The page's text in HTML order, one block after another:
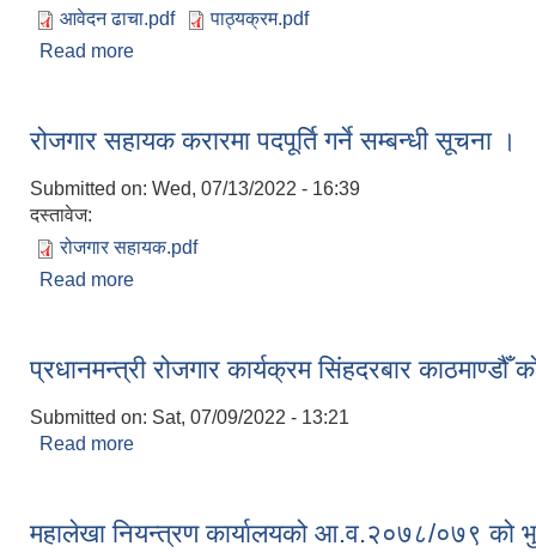
आवेदन ढाचा.pdf
पाठ्यक्रम.pdf
Read more
रोजगार सहायक करारमा पदपूर्ति गर्ने सम्बन्धी सूचना ।
Submitted on: Wed, 07/13/2022 - 16:39
दस्तावेज:
रोजगार सहायक.pdf
Read more
प्रधानमन्त्री रोजगार कार्यक्रम सिंहदरबार काठमाण्डौँ
Submitted on: Sat, 07/09/2022 - 13:21
Read more
महालेखा नियन्त्रण कार्यालयको आ.व.२०७८/०७९ को